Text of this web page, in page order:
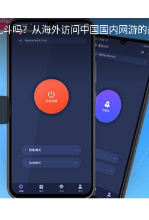
吗？从海外访问中国国内网游